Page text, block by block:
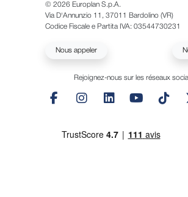
© 2026 Europlan S.p.A.
Via D'Annunzio 11, 37011 Bardolino (VR)
Codice Fiscale e Partita IVA: 03544730231
Nous appeler
Rejoignez-nous sur les réseaux